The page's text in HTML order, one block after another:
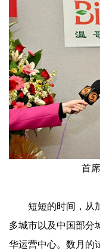
首
短短的时间，从
多城市以及中国部分
华运营中心。数月的